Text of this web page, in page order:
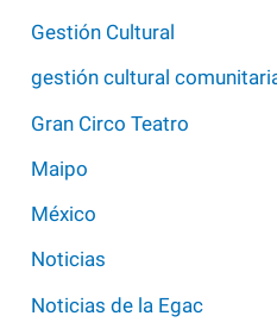
Gestión Cultural
gestión cultural
Gran Circo Teatro
Maipo
México
Noticias
Noticias de la Egac